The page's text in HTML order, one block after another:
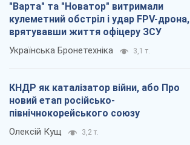
"Варта" та "Новатор" витримали
кулеметний обстріл і удар FPV-дрона,
врятувавши життя офіцеру ЗСУ
Українська Бронетехніка 3,1 т.
КНДР як каталізатор війни, або Про
новий етап російсько-
північнокорейського союзу
Олексій Кущ 3,2 т.